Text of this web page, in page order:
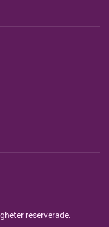
reserverade.